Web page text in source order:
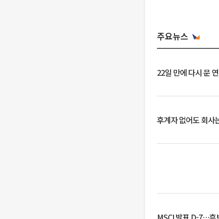
주요뉴스
22일 만에 다시 문
후계자 없어도 회사